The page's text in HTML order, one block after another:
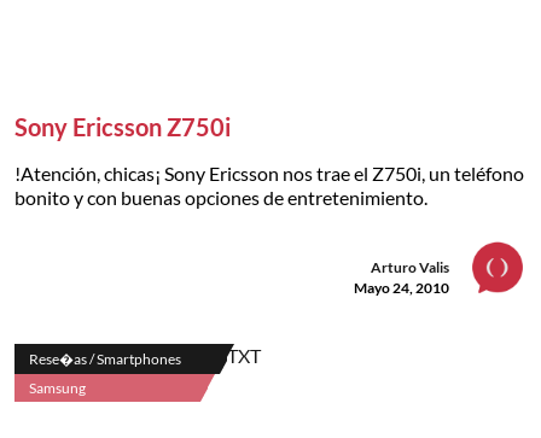
Sony Ericsson Z750i
!Atención, chicas¡ Sony Ericsson nos trae el Z750i, un teléfono
bonito y con buenas opciones de entretenimiento.
Arturo Valis
Mayo 24, 2010
Rese�as / Smartphones
Samsung